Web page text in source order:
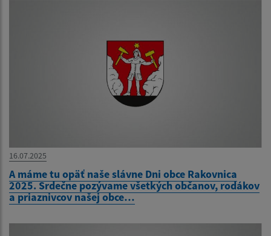
16.07.2025
A máme tu opäť naše slávne Dni obce Rakovnica
2025. Srdečne pozývame všetkých občanov, rodákov
a priaznivcov našej obce…